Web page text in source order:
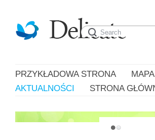
PRZYKŁADOWA STRONA
AKTUALNOŚCI
STRONA
JUST ANOTHER